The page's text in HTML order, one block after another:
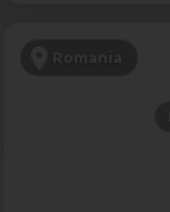
Romania